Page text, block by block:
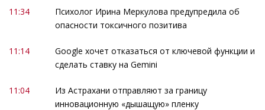
11:34
Психолог Ирина Меркулова предупредила об
опасности токсичного позитива
11:14
Google хочет отказаться от ключевой функции и
сделать ставку на Gemini
11:04
Из Астрахани отправляют за границу
инновационную «дышащую» пленку